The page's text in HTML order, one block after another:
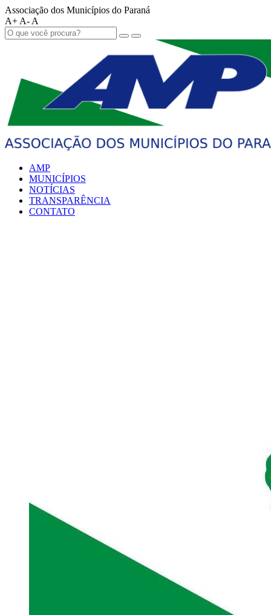
Associação dos Municípios do Paraná
A+ A- A
AMP
MUNICÍPIOS
NOTÍCIAS
TRANSPARÊNCIA
CONTATO